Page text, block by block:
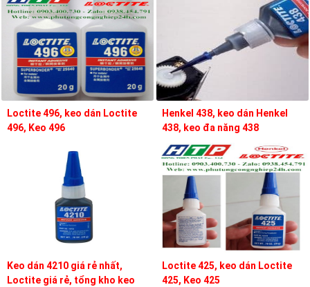
Loctite 496, keo dán Loctite
496, Keo 496
Henkel 438, keo dán Henkel
438, keo đa năng 438
Keo dán 4210 giá rẻ nhất,
Loctite giá rẻ, tổng kho keo
Loctite 425, keo dán Loctite
425, Keo 425